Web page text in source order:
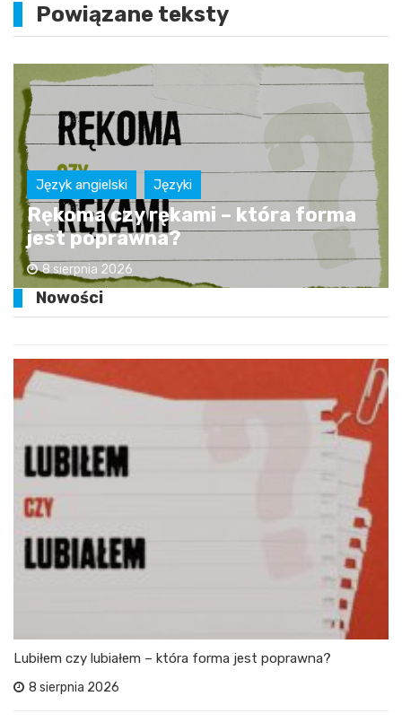
Powiązane teksty
Język angielski Języki
Rękoma czy rękami – która forma
jest poprawna?
8 sierpnia 2026
Nowości
Lubiłem czy lubiałem – która forma jest poprawna?
8 sierpnia 2026